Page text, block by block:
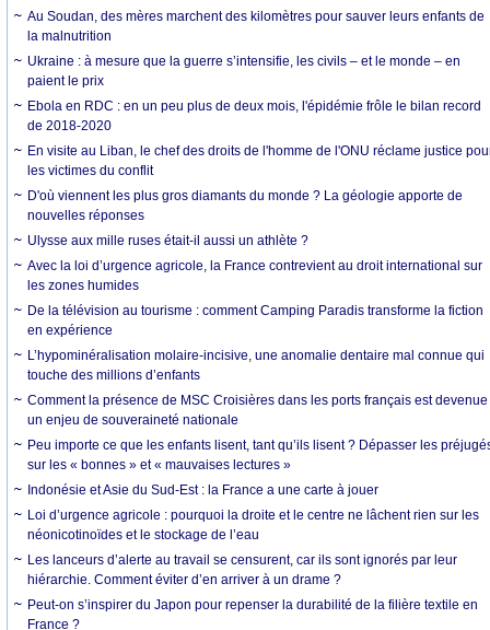
Au Soudan, des mères marchent des kilomètres pour sauver leurs enfants de
la malnutrition
Ukraine : à mesure que la guerre s’intensifie, les civils – et le monde – en
paient le prix
Ebola en RDC : en un peu plus de deux mois, l'épidémie frôle le bilan record
de 2018-2020
En visite au Liban, le chef des droits de l'homme de l'ONU réclame justice
les victimes du conflit
D'où viennent les plus gros diamants du monde ? La géologie apporte de
nouvelles réponses
Ulysse aux mille ruses était-il aussi un athlète ?
Avec la loi d’urgence agricole, la France contrevient au droit international sur
les zones humides
De la télévision au tourisme : comment Camping Paradis transforme la fiction
en expérience
L’hypominéralisation molaire-incisive, une anomalie dentaire mal connue qui
touche des millions d’enfants
Comment la présence de MSC Croisières dans les ports français est devenue
un enjeu de souveraineté nationale
Peu importe ce que les enfants lisent, tant qu’ils lisent ? Dépasser les
sur les « bonnes » et « mauvaises lectures »
Indonésie et Asie du Sud-Est : la France a une carte à jouer
Loi d’urgence agricole : pourquoi la droite et le centre ne lâchent rien sur les
néonicotinoïdes et le stockage de l’eau
Les lanceurs d’alerte au travail se censurent, car ils sont ignorés par leur
hiérarchie. Comment éviter d’en arriver à un drame ?
Peut-on s’inspirer du Japon pour repenser la durabilité de la filière textile en
France ?